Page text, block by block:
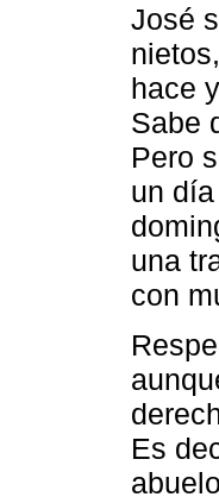
José
hace
Sabe
Pero
un
una
con
Es